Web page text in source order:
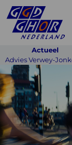
Actueel
Advies Verwey-
Advies
Verwey-
Jonker
Instituut:
versterk